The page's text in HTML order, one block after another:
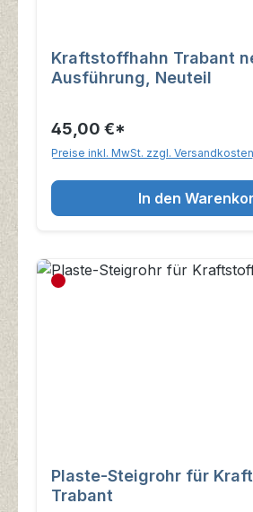
Kraftstoffhahn Trabant
Ausführung, Neuteil
45,00 €*
Preise inkl. MwSt. zzgl. Versandkosten
In den
Plaste-Steigrohr für
Trabant